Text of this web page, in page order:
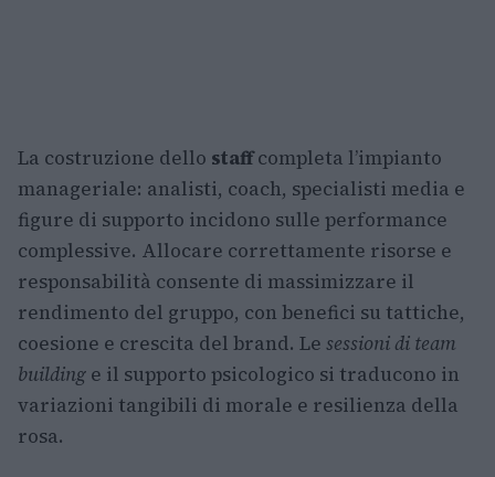
La costruzione dello staffcompleta l’impianto
manageriale: analisti, coach, specialisti media e
figure di supporto incidono sulle performance
complessive. Allocare correttamente risorse e
responsabilità consente di massimizzare il
rendimento del gruppo, con benefici su tattiche,
coesione e crescita del brand. Le sessioni di team
building e il supporto psicologico si traducono in
variazioni tangibili di morale e resilienza della
rosa.